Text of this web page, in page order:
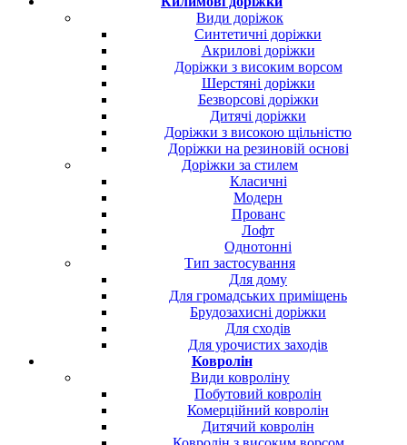
Види доріжок
Синтетичні доріжки
Акрилові доріжки
Доріжки з високим ворсом
Шерстяні доріжки
Безворсові доріжки
Дитячі доріжки
Доріжки з високою щільністю
Доріжки на резиновій основі
Доріжки за стилем
Класичні
Модерн
Прованс
Лофт
Однотонні
Тип застосування
Для дому
Для громадських приміщень
Брудозахисні доріжки
Для сходів
Для урочистих заходів
Ковролін
Види ковроліну
Побутовий ковролін
Комерційний ковролін
Дитячий ковролін